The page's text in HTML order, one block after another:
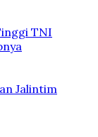
TNI
Jalintim